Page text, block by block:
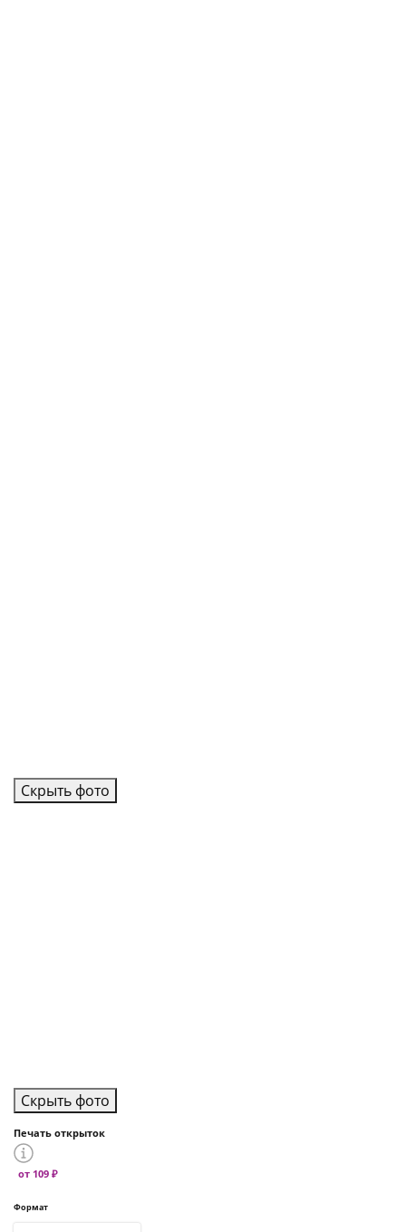
Скрыть фото
Скрыть фото
Печать открыток
от 109 ₽
Формат